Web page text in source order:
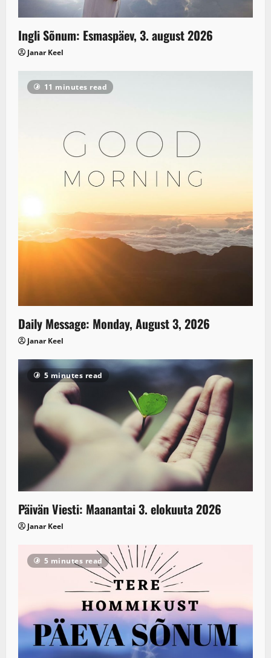
Ingli Sõnum: Esmaspäev, 3. august 2026
Janar Keel
11 minutes read
Daily Message: Monday, August 3, 2026
Janar Keel
5 minutes read
Päivän Viesti: Maanantai 3. elokuuta 2026
Janar Keel
5 minutes read